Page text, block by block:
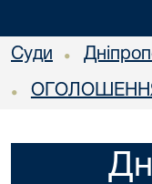
Суди •
•